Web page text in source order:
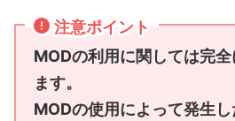
注意ポイント
MODの利用に関しては完
ます。
MODの使用によって発生